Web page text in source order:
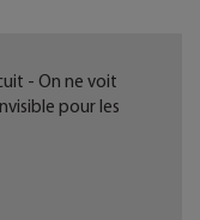
- On ne voit
pour les